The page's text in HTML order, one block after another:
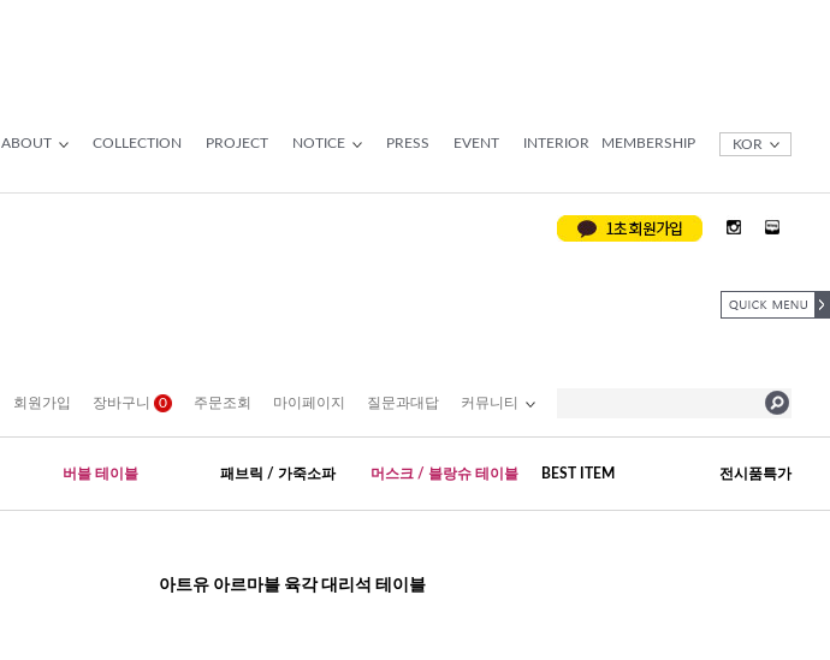
ABOUT COLLECTION PROJECT NOTICE PRESS EVENT INTERIOR MEMBERSHIP KOR
회원가입 장바구니 0 주문조회 마이페이지 질문과대답 커뮤니티
버블 테이블 패브릭 / 가죽소파 머스크 / 블랑슈 테이블 BEST ITEM 전시품특가
아트유 아르마블 육각 대리석 테이블